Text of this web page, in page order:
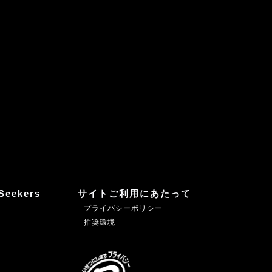
サイトご利用にあたって
プライバシーポリシー
推奨環境